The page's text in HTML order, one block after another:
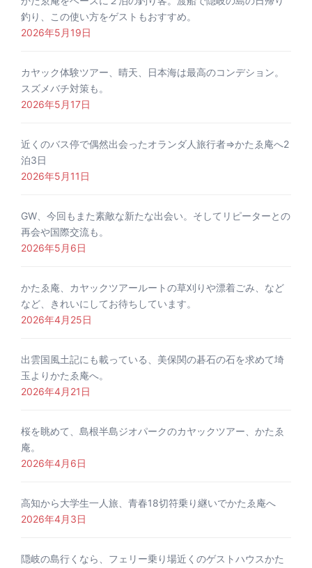
釣り、この使い方をゲストもおすすめ。
2026年5月19日
カヤック体験ツアー、晴天、日本海は最高のコンデション。
スズメバチ対策も。
2026年5月17日
近くのバス停で偶然出会ったオランダ人旅行者⇒かたゑ庵へ2
泊3日
2026年5月11日
GW、今回もまた素敵な新たな出会い。そしてリピーターとの
再会や国際交流も。
2026年5月6日
かたゑ庵、カヤックツアールートの草刈りや漂着ごみ、など
など、きれいにしてお待ちしています。
2026年4月25日
出雲国風土記にも載っている、美保関の碁石の石を求めて埼
玉よりかたゑ庵へ。
2026年4月21日
桜を眺めて、島根半島ジオパークのカヤックツアー、かたゑ
庵。
2026年4月6日
高知から大学生一人旅、青春18切符乗り継いでかたゑ庵へ
2026年4月3日
隠岐の島行くなら、フェリー乗り場近くのゲストハウスかた